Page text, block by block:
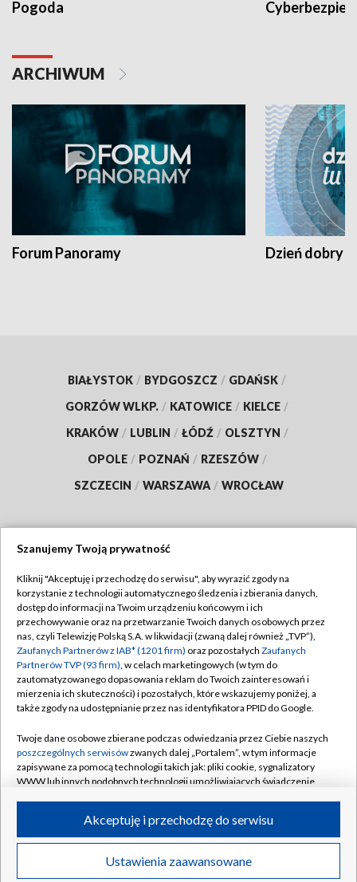
Pogoda
ARCHIWUM
Forum Panoramy Dzień dobry
BIAŁYSTOK / BYDGOSZCZ / GDAŃSK /
GORZÓW WLKP. / KATOWICE / KIELCE /
KRAKÓW / LUBLIN / ŁÓDŹ / OLSZTYN /
OPOLE / POZNAŃ / RZESZÓW /
SZCZECIN / WARSZAWA / WROCŁAW
TVP
Abonament TVP
Emisja w TVP
Centrum informacji TVP
Naziemna Telewizja Cyfrowa
Rada Programowa
System NOS
Informacje o nadawcy
Program dla prasy
Ogłoszenie przetargowe
Regulamin TVP
Polityka prywatności
Moje zgody
Pomoc
Kontakt
Kanały
©2026 Telewizja Polska S.A. w likwidacji
Szanujemy Twoją prywatność
Kliknij "Akceptuję i przechodzę do serwisu", aby wyrazić zgody na
korzystanie z technologii automatycznego śledzenia i zbierania danych,
dostęp do informacji na Twoim urządzeniu końcowym i ich
przechowywanie oraz na przetwarzanie Twoich danych osobowych przez
nas, czyli Telewizję Polską S.A. w likwidacji (zwaną dalej również „TVP”),
Zaufanych Partnerów z IAB* (1201 firm) oraz pozostałych Zaufanych
Partnerów TVP (93 firm), w celach marketingowych (w tym do
zautomatyzowanego dopasowania reklam do Twoich zainteresowań i
mierzenia ich skuteczności) i pozostałych, które wskazujemy poniżej, a
także zgody na udostępnianie przez nas identyfikatora PPID do Google.
Twoje dane osobowe zbierane podczas odwiedzania przez Ciebie naszych
poszczególnych serwisówzwanych dalej „Portalem”, w tym informacje
zapisywane za pomocą technologii takich jak: pliki cookie, sygnalizatory
WWW lub innych podobnych technologii umożliwiających świadczenie
ruchu w Internecie.
Twoje dane osobowe zbierane podczas odwiedzania przez Ciebie
poszczególnych serwisówna Portalu, takie jak adresy IP, identyfikatory
Ustawienia zaawansowane
Akceptuję i przechodzę do serwisu